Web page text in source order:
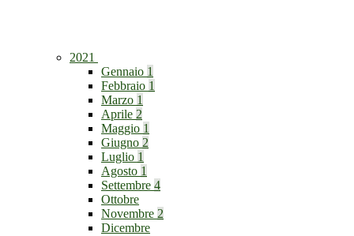
2021
Gennaio 1
Febbraio 1
Marzo 1
Aprile 2
Maggio 1
Giugno 2
Luglio 1
Agosto 1
Settembre 4
Ottobre
Novembre 2
Dicembre